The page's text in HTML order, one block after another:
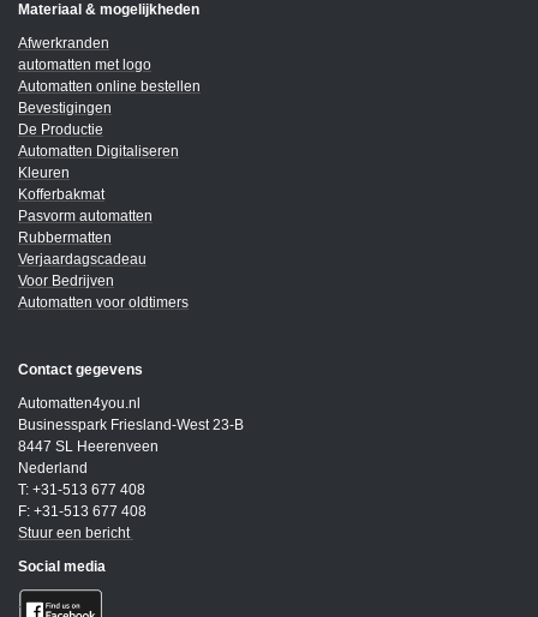
Materiaal & mogelijkheden
Afwerkranden
automatten met logo
Automatten online bestellen
Bevestigingen
De Productie
Automatten Digitaliseren
Kleuren
Kofferbakmat
Pasvorm automatten
Rubbermatten
Verjaardagscadeau
Voor Bedrijven
Automatten voor oldtimers
Contact gegevens
Automatten4you.nl
Businesspark Friesland-West 23-B
8447 SL Heerenveen
Nederland
T: +31-513 677 408
F: +31-513 677 408
Stuur een bericht
Social media